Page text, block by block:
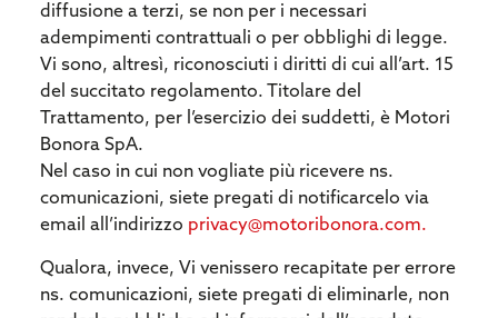
diffusione a terzi, se non per i necessari
adempimenti contrattuali o per obblighi di legge.
Vi sono, altresì, riconosciuti i diritti di cui all’art. 15
del succitato regolamento. Titolare del
Trattamento, per l’esercizio dei suddetti, è Motori
Bonora SpA.
Nel caso in cui non vogliate più ricevere ns.
comunicazioni, siete pregati di notificarcelo via
email all’indirizzo privacy@motoribonora.com.
Qualora, invece, Vi venissero recapitate per errore
ns. comunicazioni, siete pregati di eliminarle, non